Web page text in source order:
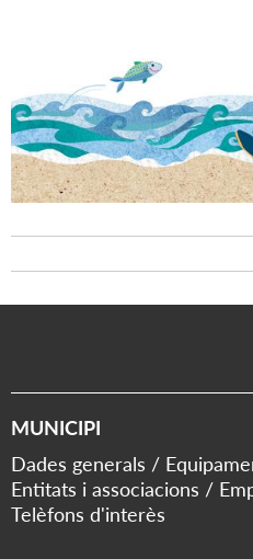
MUNICIPI
Dades generals
Entitats i associacions
Telèfons d'interès